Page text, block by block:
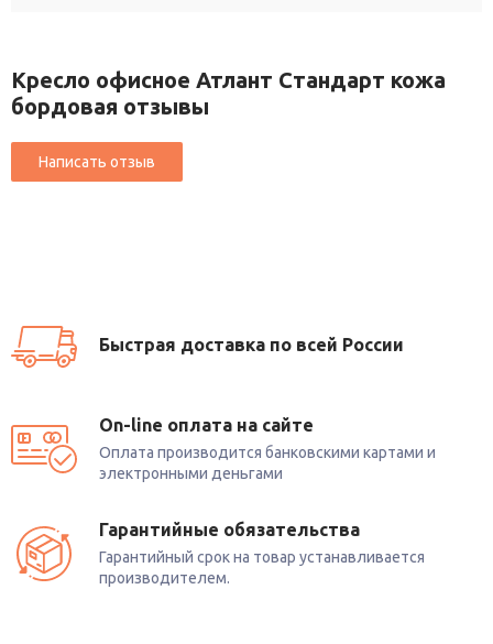
Кресло офисное Атлант Стандарт кожа
бордовая отзывы
Быстрая доставка по всей России
On-line оплата на сайте
Оплата производится банковскими картами и
электронными деньгами
Гарантийные обязательства
Гарантийный срок на товар устанавливается
производителем.